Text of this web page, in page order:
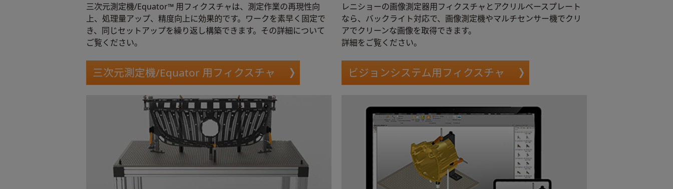
三次元測定機/Equator™ 用フィクスチャは、測定作業の再現性向
上、処理量アップ、精度向上に効果的です。ワークを素早く固定で
き、同じセットアップを繰り返し構築できます。その詳細について
ご覧ください。
三次元測定機/Equator 用フィクスチャ
レニショーの画像測定器用フィクスチャとアクリルベースプレート
なら、バックライト対応で、画像測定機やマルチセンサー機でクリ
アでクリーンな画像を取得できます。
詳細をご覧ください。
ビジョンシステム用フィクスチャ